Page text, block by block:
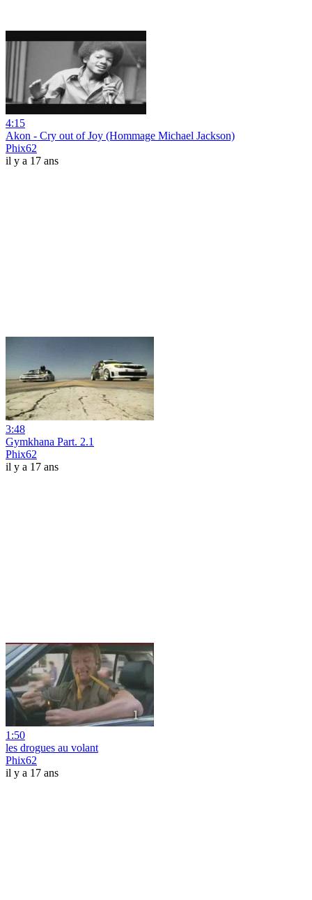
4:15
Akon - Cry out of Joy (Hommage Michael Jackson)
Phix62
il y a 17 ans
3:48
Gymkhana Part. 2.1
Phix62
il y a 17 ans
1:50
les drogues au volant
Phix62
il y a 17 ans